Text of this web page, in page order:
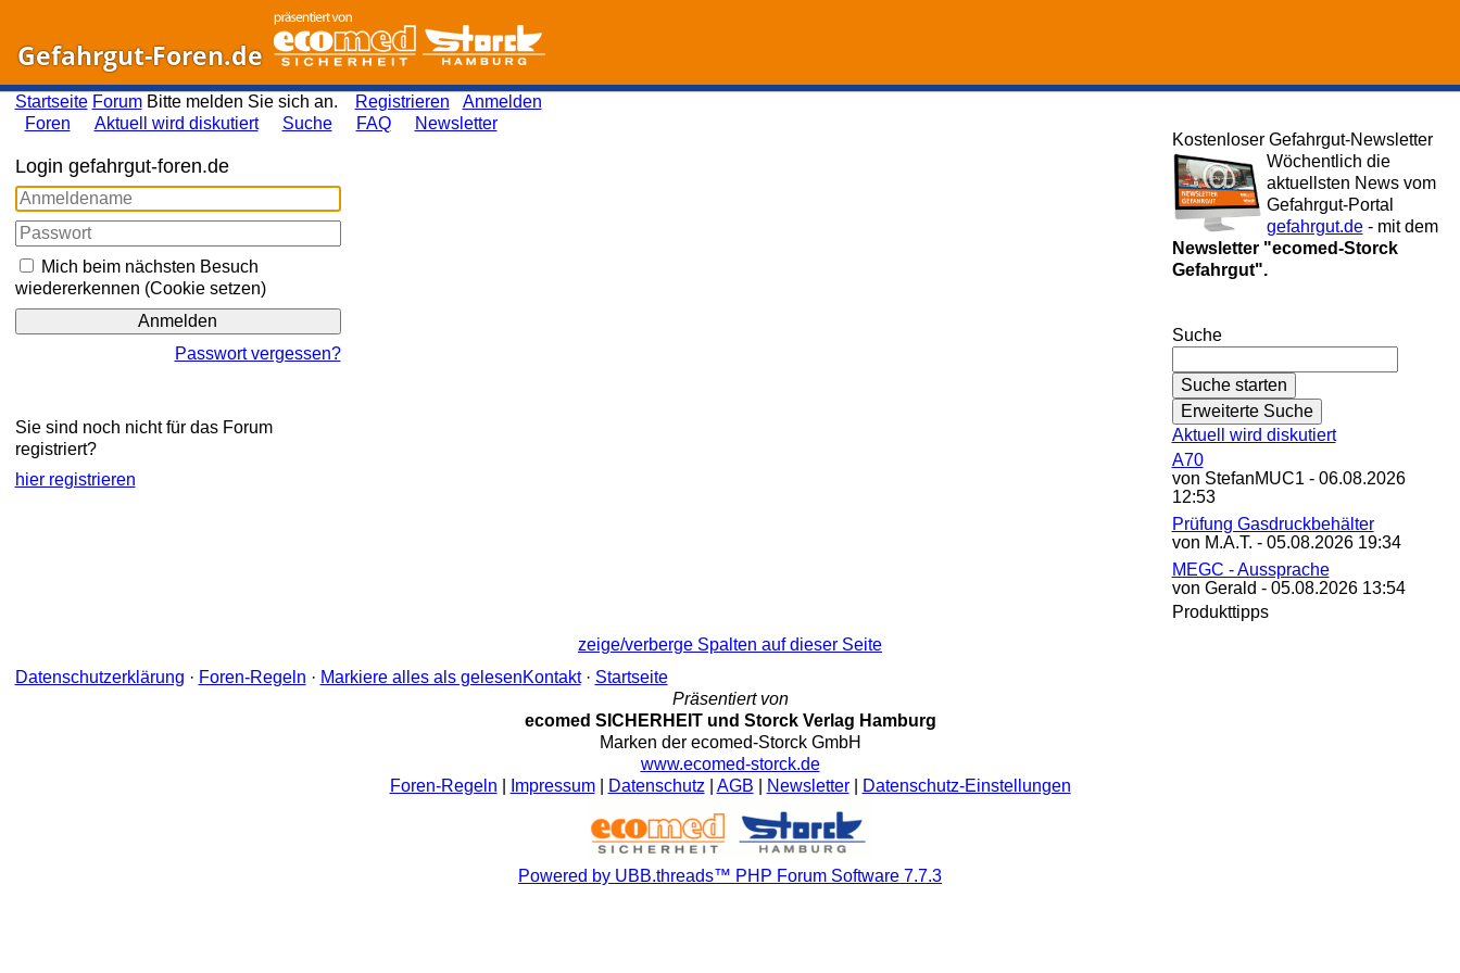
Gefahrgut-Foren.de
Registrieren Anmelden
Startseite Forum Bitte melden Sie sich an.
Foren
Aktuell wird diskutiert Suche FAQ Newsletter
Login gefahrgut-foren.de
Mich beim nächsten Besuch
wiedererkennen (Cookie setzen)
Passwort vergessen?
Sie sind noch nicht für das Forum
registriert?
hier registrieren
Kostenloser Gefahrgut-Newsletter
Wöchentlich die
aktuellsten News vom
Gefahrgut-Portal
gefahrgut.de- mit dem
Newsletter "ecomed-Storck
Gefahrgut".
Suche
Aktuell wird diskutiert
A70
von StefanMUC1 - 06.08.2026
12:53
Prüfung Gasdruckbehälter
von M.A.T. - 05.08.2026 19:34
MEGC - Aussprache
von Gerald - 05.08.2026 13:54
Produkttipps
zeige/verberge Spalten auf dieser Seite
Datenschutzerklärung · Foren-Regeln · Markiere alles als gelesenKontakt· Startseite
Präsentiert von
ecomed SICHERHEIT und Storck Verlag Hamburg
Marken der ecomed-Storck GmbH
www.ecomed-storck.de
Foren-Regeln
Impressum| Datenschutz AGB Newsletter| Datenschutz-Einstellungen
Powered by UBB.threads™ PHP Forum Software 7.7.3